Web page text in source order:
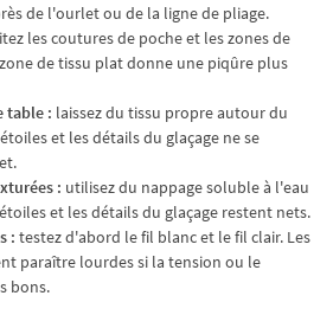
de l'ourlet ou de la ligne de pliage.
les coutures de poche et les zones de
de tissu plat donne une piqûre plus
table : laissez du tissu propre autour du
et les détails du glaçage ne se
: utilisez du nappage soluble à l'eau
et les détails du glaçage restent nets.
: testez d'abord le fil blanc et le fil clair. Les
paraître lourdes si la tension ou le
bons.